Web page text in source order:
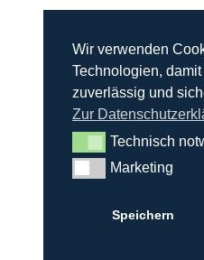
Tel.: 04961/9139480
Alle Rechte vorbehalten
Erstinformation nach §15
(als PDF anzeigen /
© KoSi
Wir verwenden
Technologien,
zuverlässig und
Zur
TechnischTechnisch
MarketingMarketing
Speichern